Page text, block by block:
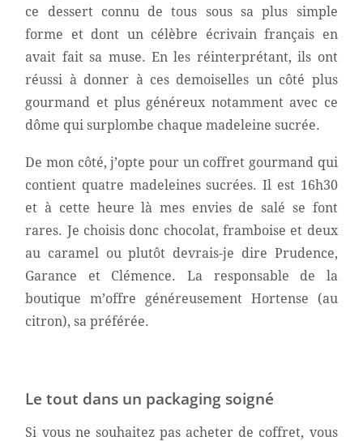
ce dessert connu de tous sous sa plus simple
forme et dont un célèbre écrivain français en
avait fait sa muse. En les réinterprétant, ils ont
réussi à donner à ces demoiselles un côté plus
gourmand et plus généreux notamment avec ce
dôme qui surplombe chaque madeleine sucrée.
De mon côté, j’opte pour un coffret gourmand qui
contient quatre madeleines sucrées. Il est 16h30
et à cette heure là mes envies de salé se font
rares. Je choisis donc chocolat, framboise et deux
au caramel ou plutôt devrais-je dire Prudence,
Garance et Clémence. La responsable de la
boutique m’offre généreusement Hortense (au
citron), sa préférée.
Le tout dans un packaging soigné
Si vous ne souhaitez pas acheter de coffret, vous